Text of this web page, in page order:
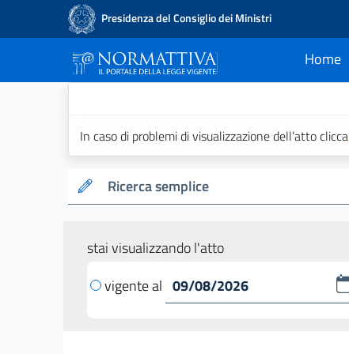
Presidenza del Consiglio dei Ministri
Home
current
In caso di problemi di visualizzazione dell’atto clicca
Ricerca semplice
stai visualizzando l'atto
vigente al